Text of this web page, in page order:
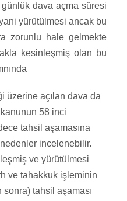
dava açma süresi
yürütülmesi ancak bu
zorunlu hale gelmekte
kesinleşmiş olan bu
üzerine açılan dava da
58 inci
tahsil aşamasına
incelenebilir.
ve yürütülmesi
ve tahakkuk işleminin
tahsil aşaması